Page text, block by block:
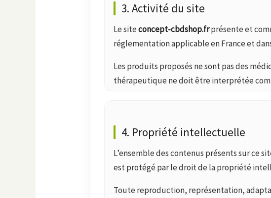
3. Activité du site
Le siteconcept-cbdshop.frprésente et
réglementation applicable en France et
Les produits proposés ne sont pas des
thérapeutique ne doit être interprétée
4. Propriété intellectuelle
L’ensemble des contenus présents sur ce
est protégé par le droit de la propriété
Toute reproduction, représentation,